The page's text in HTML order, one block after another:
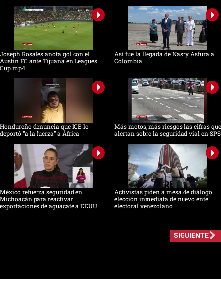
Joseph Rosales anota gol con el
Austin FC ante Tijuana en Leagues
Cup.mp4
Así fue la llegada de Nasry Asfura a
Colombia
Hondureño denuncia que ICE lo
deportó “a la fuerza” a África
Más motos, más riesgos las cifras que
alertan sobre la seguridad vial en SPS
México refuerza seguridad en
Michoacán para reactivar
exportaciones de aguacate a EEUU
Activistas piden a mesa de diálogo
elección inmediata de nuevo ente
electoral venezolano
SIGUIENTE